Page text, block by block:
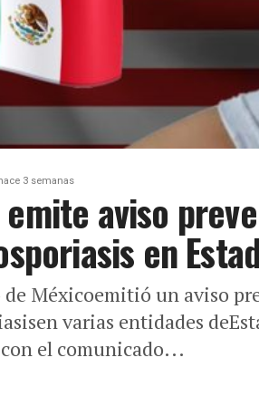
3 semanas
aviso
en
de Méxicoemitió un aviso
varias entidades
el comunicado...